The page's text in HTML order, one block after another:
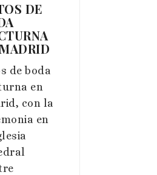
DE
de boda
en
con la
en